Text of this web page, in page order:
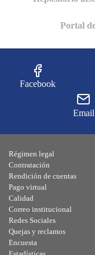
Portal
Facebook
Email
Régimen legal
Contratación
Rendición de cuentas
Pago virtual
Calidad
Correo institucional
Redes Sociales
Quejas y reclamos
Encuesta